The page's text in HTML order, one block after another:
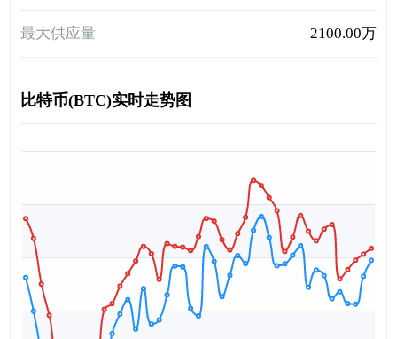
最大供应量 2100.00万
比特币(BTC)实时走势图